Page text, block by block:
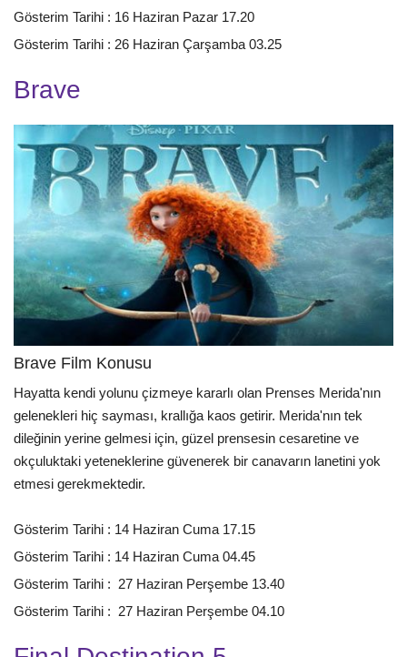
Gösterim Tarihi : 16 Haziran Pazar 17.20
Gösterim Tarihi : 26 Haziran Çarşamba 03.25
Brave
Brave Film Konusu
Hayatta kendi yolunu çizmeye kararlı olan Prenses Merida'nın
gelenekleri hiç sayması, krallığa kaos getirir. Merida'nın tek
dileğinin yerine gelmesi için, güzel prensesin cesaretine ve
okçuluktaki yeteneklerine güvenerek bir canavarın lanetini yok
etmesi gerekmektedir.
Gösterim Tarihi : 14 Haziran Cuma 17.15
Gösterim Tarihi : 14 Haziran Cuma 04.45
Gösterim Tarihi : 27 Haziran Perşembe 13.40
Gösterim Tarihi : 27 Haziran Perşembe 04.10